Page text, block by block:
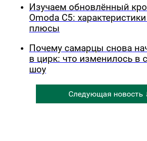
Изучаем обновлённый
Omoda C5:
плюсы
Почему самарцы снова
в цирк: что изменилось в
шоу
Следующая новость